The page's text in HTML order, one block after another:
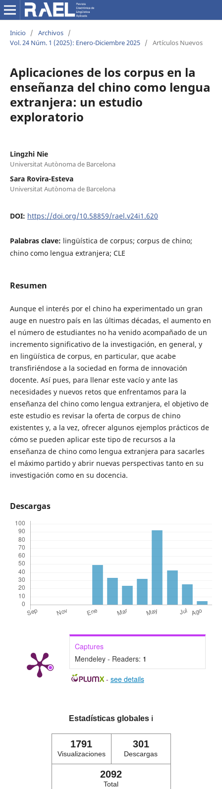
Inicio / Archivos /
Vol. 24 Núm. 1 (2025): Enero-Diciembre 2025 / Artículos Nuevos
Aplicaciones de los corpus en la
enseñanza del chino como lengua
extranjera: un estudio
exploratorio
Lingzhi Nie
Universitat Autònoma de Barcelona
Sara Rovira-Esteva
Universitat Autònoma de Barcelona
DOI: https://doi.org/10.58859/rael.v24i1.620
Palabras clave: lingüística de corpus; corpus de chino;
chino como lengua extranjera; CLE
Resumen
Aunque el interés por el chino ha experimentado un gran
auge en nuestro país en las últimas décadas, el aumento en
el número de estudiantes no ha venido acompañado de un
incremento significativo de la investigación, en general, y
en lingüística de corpus, en particular, que acabe
transfiriéndose a la sociedad en forma de innovación
docente. Así pues, para llenar este vacío y ante las
necesidades y nuevos retos que enfrentamos para la
enseñanza del chino como lengua extranjera, el objetivo de
este estudio es revisar la oferta de corpus de chino
existentes y, a la vez, ofrecer algunos ejemplos prácticos de
cómo se pueden aplicar este tipo de recursos a la
enseñanza de chino como lengua extranjera para sacarles
el máximo partido y abrir nuevas perspectivas tanto en su
investigación como en su docencia.
Descargas
Captures
Mendeley - Readers: 1
- see details
Estadísticas globales ℹ️
1791
Visualizaciones
301
Descargas
2092
Total